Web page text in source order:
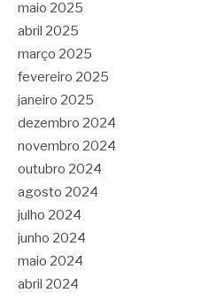
maio 2025
abril 2025
março 2025
fevereiro 2025
janeiro 2025
dezembro 2024
novembro 2024
outubro 2024
agosto 2024
julho 2024
junho 2024
maio 2024
abril 2024